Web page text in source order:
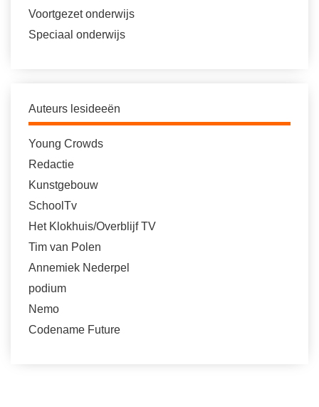
Voortgezet onderwijs
Speciaal onderwijs
Auteurs lesideeën
Young Crowds
Redactie
Kunstgebouw
SchoolTv
Het Klokhuis/Overblijf TV
Tim van Polen
Annemiek Nederpel
podium
Nemo
Codename Future